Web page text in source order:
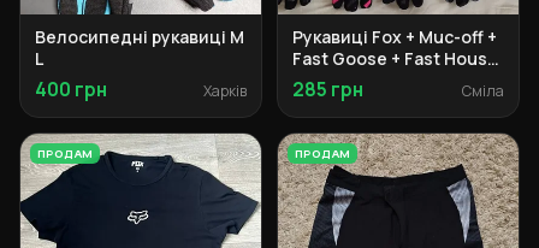
Велосипедні рукавиці M
L
400 грн Харків
Рукавиці Fox + Muc-off +
Fast Goose + Fast House
+ Vilico
285 грн Сміла
ПРОДАМ ПРОДАМ